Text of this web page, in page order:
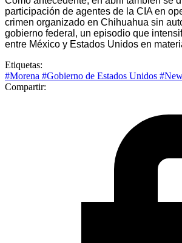
participación de agentes de la CIA en
crimen organizado en Chihuahua sin
gobierno federal, un episodio que
entre México y Estados Unidos en
Etiquetas:
#Morena #Gobierno de Estados Unidos
Compartir: